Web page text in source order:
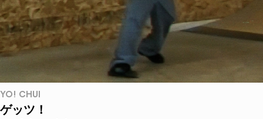
YO! CHUI
ゲッツ！